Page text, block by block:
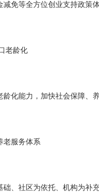
减免等全方位创业支持政策
老龄化
能力，加快社会保障、
服务体系
社区为依托、机构为补充